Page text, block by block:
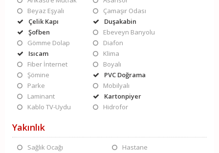
Beyaz Eşyalı
Çamaşır Odası
Çelik Kapı
Duşakabin
Şofben
Ebeveyn Banyolu
Gömme Dolap
Diafon
Isıcam
Klima
Fiber İnternet
Boyalı
Şömine
PVC Doğrama
Parke
Mobilyalı
Laminant
Kartonpiyer
Kablo TV-Uydu
Hidrofor
Yakınlık
Sağlık Ocağı
Hastane